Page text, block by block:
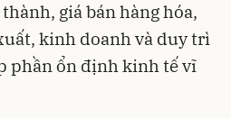
giá bán hàng hóa,
kinh doanh và duy trì
phần ổn định kinh tế vĩ